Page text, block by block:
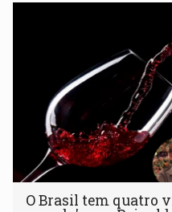
O Brasil tem quatro